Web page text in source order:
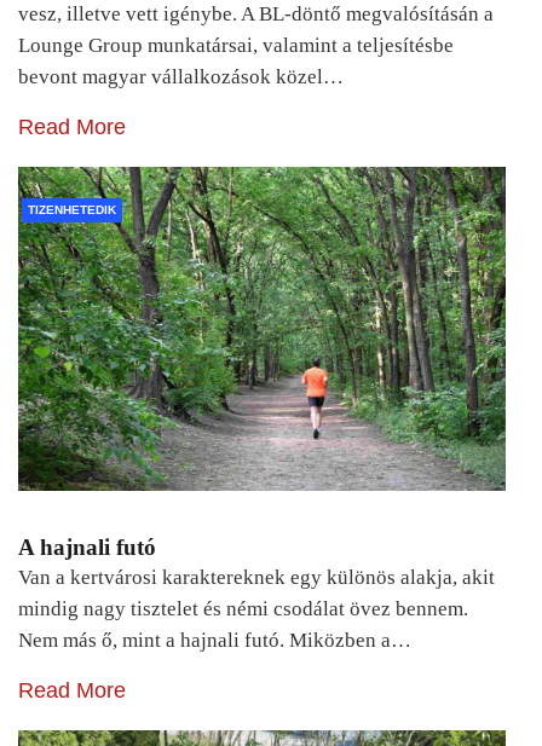
vesz, illetve vett igénybe. A BL-döntő megvalósításán a
Lounge Group munkatársai, valamint a teljesítésbe
bevont magyar vállalkozások közel…
Read More
TIZENHETEDIK
A hajnali futó
Van a kertvárosi karaktereknek egy különös alakja, akit
mindig nagy tisztelet és némi csodálat övez bennem.
Nem más ő, mint a hajnali futó. Miközben a…
Read More